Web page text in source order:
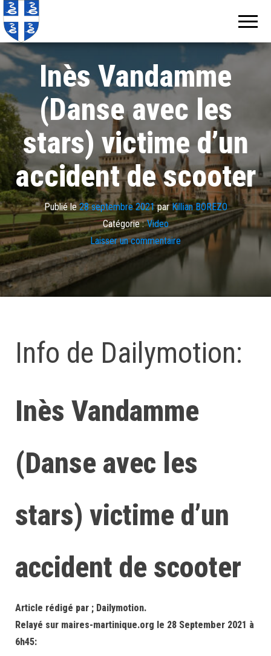
Inès Vandamme
(Danse avec les
stars) victime d’un
accident de scooter
Publié le28 septembre 2021parKillian BOREZO
Catégorie : Video
Laisser un commentaire
Info de Dailymotion:
Inès Vandamme
(Danse avec les
stars) victime d’un
accident de scooter
Article rédigé par ; Dailymotion.
Relayé sur maires-martinique.org le 28 September 2021 à
6h45: